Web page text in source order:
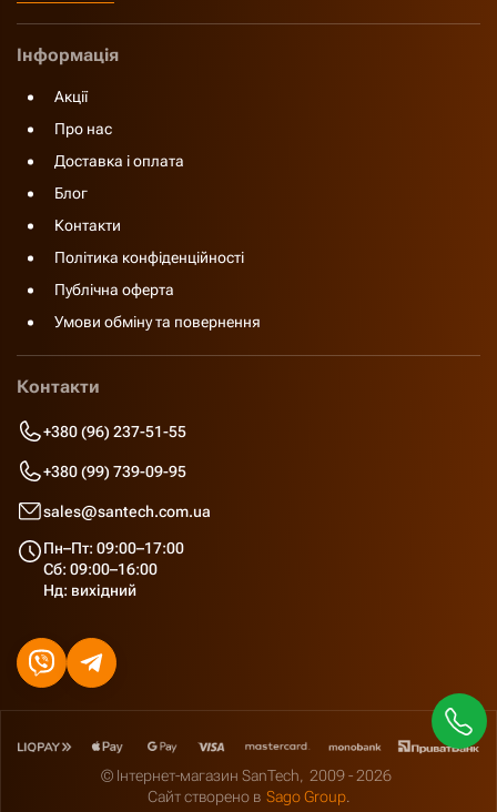
Інформація
Акції
Про нас
Доставка і оплата
Блог
Контакти
Політика конфіденційності
Публічна оферта
Умови обміну та повернення
Контакти
+380 (96) 237-51-55
+380 (99) 739-09-95
sales@santech.com.ua
Пн–Пт: 09:00–17:00
Сб: 09:00–16:00
Нд: вихідний
© Інтернет-магазин SanTech,
2009 - 2026
Сайт створено в Sago Group